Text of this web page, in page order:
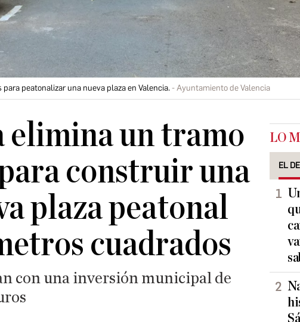
peatonalizar una nueva plaza en Valencia. Ayuntamiento de Valencia
elimina un tramo
construir una
plaza peatonal
cuadrados
con una inversión municipal de
LO
EL